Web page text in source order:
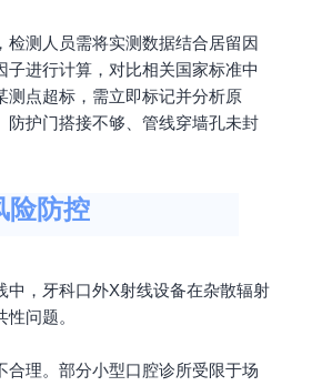
检测人员需将实测数据结合居留因
子进行计算，对比相关国家标准中
测点超标，需立即标记并分析原
防护门搭接不够、管线穿墙孔未封
险防控
中，牙科口外X射线设备在杂散辐射
问题。
合理。部分小型口腔诊所受限于场